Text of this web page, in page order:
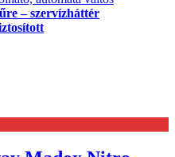
– szervízháttér